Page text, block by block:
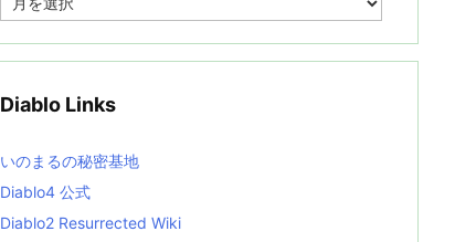
e
i
s
t
Diablo Links
いのまるの秘密基地
Diablo4 公式
Diablo2 Resurrected Wiki